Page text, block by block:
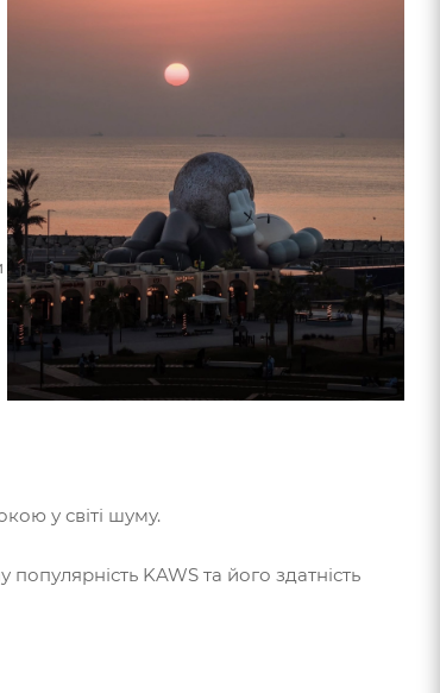
у світі шуму.
KAWS та його здатність